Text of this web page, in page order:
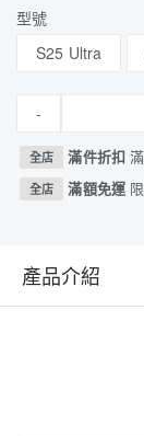
型號
S25 Ultra
-
全店 滿件折扣
全店 滿額免運
產品介紹